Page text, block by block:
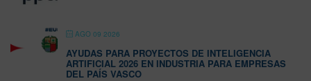
AGO 09 2026
AYUDAS PARA PROYECTOS DE INTELIGENCIA
ARTIFICIAL 2026 EN INDUSTRIA PARA EMPRESAS
DEL PAÍS VASCO